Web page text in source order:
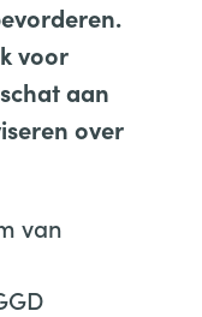
voor
aan
over
van